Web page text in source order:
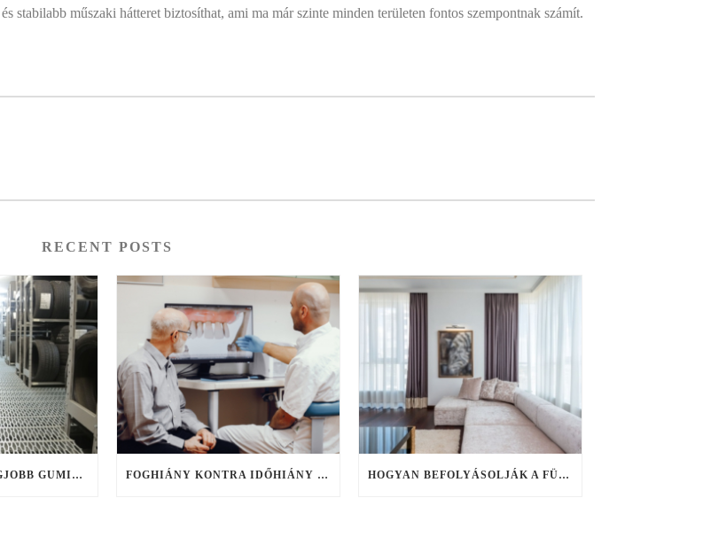
stabilabb műszaki hátteret biztosíthat, ami ma már szinte minden területen fontos szempontnak számít.
RECENT POSTS
MIT TUDNAK A LEGJOBB GUMIKERESŐ WEBSHOPOK, ÉS MIRE FIGYELJ KERESÉS KÖZBEN? FOGHIÁNY KONTRA IDŐHIÁNY – FIX FOGSOR AKÁR EGY NAP ALATT, HA NINCS IDŐ ELHÚZÓDÓ KEZELÉSEKRE HOGYAN BEFOLYÁSOLJÁK A FÜGGÖNYÖK A SZOBA HANGULATÁT?